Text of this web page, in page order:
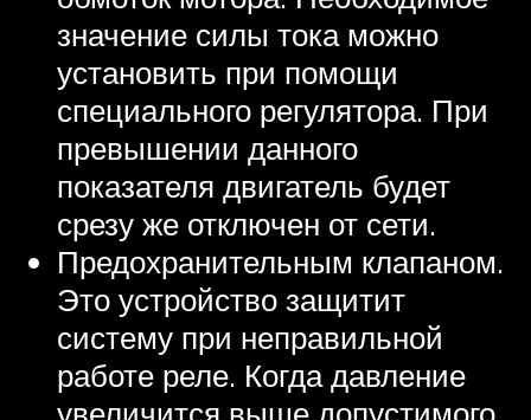
значение силы тока можно
установить при помощи
специального регулятора. При
превышении данного
показателя двигатель будет
срезу же отключен от сети.
Предохранительным клапаном.
Это устройство защитит
систему при неправильной
работе реле. Когда давление